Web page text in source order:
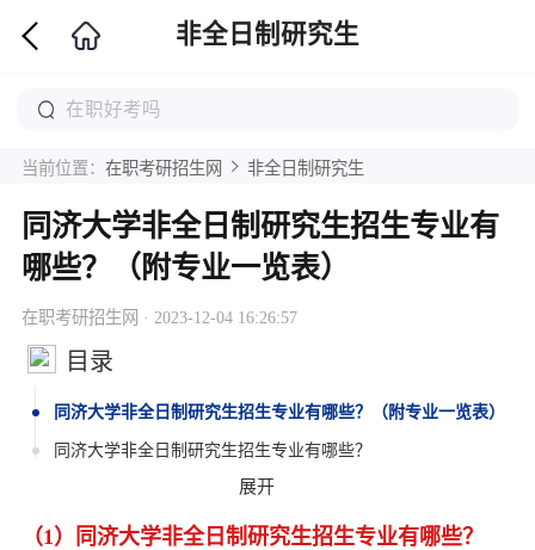
非全日制研究生
当前位置： 在职考研招生网 非全日制研究生
同济大学非全日制研究生招生专业有
哪些？（附专业一览表）
在职考研招生网 · 2023-12-04 16:26:57
目录
同济大学非全日制研究生招生专业有哪些？（附专业一览表）
同济大学非全日制研究生招生专业有哪些？
同济大学非全日制研究生招生专业一览表
同济大学非全日制研究生报考专业有哪些？
展开
（1）同济大学非全日制研究生招生专业有哪些？